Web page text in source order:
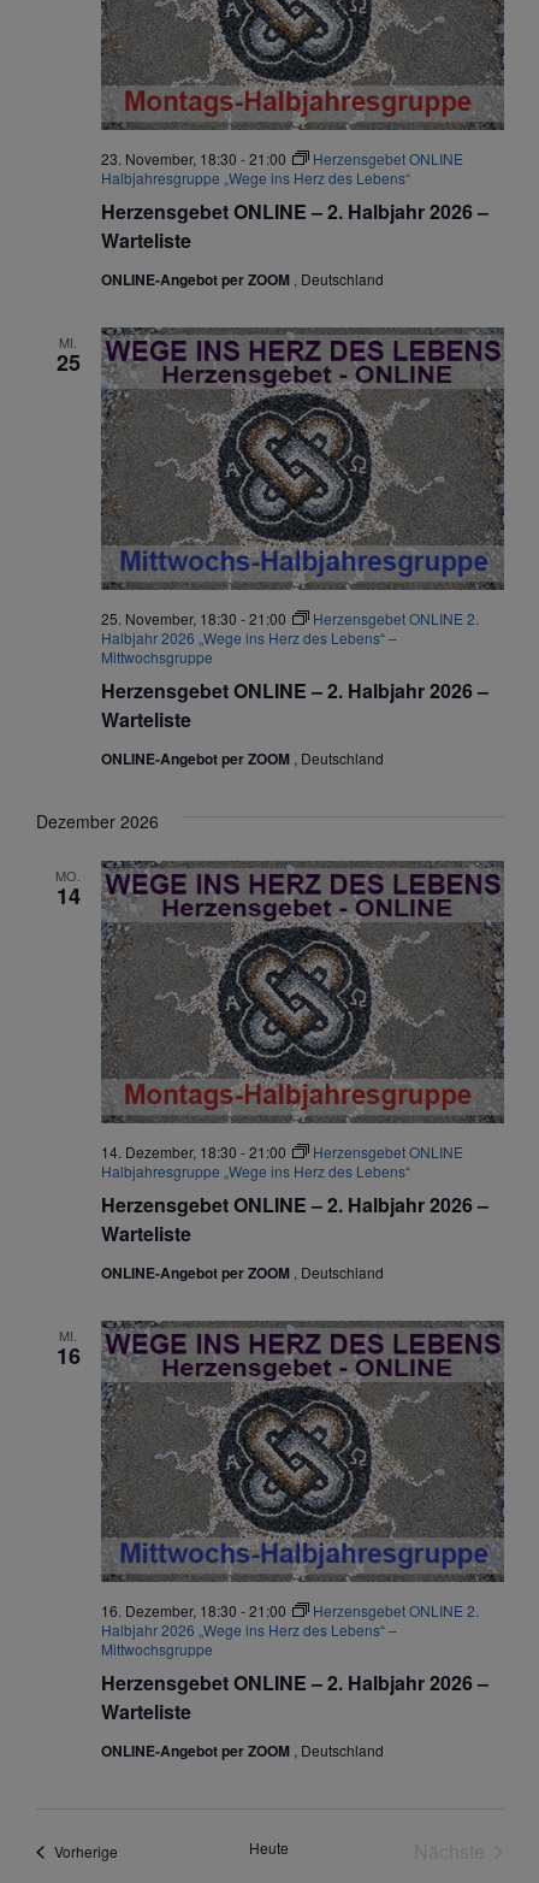
Herzensgebet ONLINE – 2. Halbjahr 2026 –
Warteliste
23. November, 18:30 -21:00
Herzensgebet ONLINE
Halbjahresgruppe „Wege ins Herz des Lebens“
ONLINE-Angebot per ZOOM , Deutschland
MI.
25
Herzensgebet ONLINE – 2. Halbjahr 2026 –
Warteliste
25. November, 18:30 -21:00
Herzensgebet ONLINE 2.
Halbjahr 2026 „Wege ins Herz des Lebens“ –
Mittwochsgruppe
ONLINE-Angebot per ZOOM , Deutschland
Dezember 2026
MO.
14
Herzensgebet ONLINE – 2. Halbjahr 2026 –
Warteliste
14. Dezember, 18:30 -21:00
Herzensgebet ONLINE
Halbjahresgruppe „Wege ins Herz des Lebens“
ONLINE-Angebot per ZOOM , Deutschland
MI.
16
Herzensgebet ONLINE – 2. Halbjahr 2026 –
Warteliste
16. Dezember, 18:30 -21:00
Herzensgebet ONLINE 2.
Halbjahr 2026 „Wege ins Herz des Lebens“ –
Mittwochsgruppe
ONLINE-Angebot per ZOOM , Deutschland
VorherigeVeranstaltungen Heute